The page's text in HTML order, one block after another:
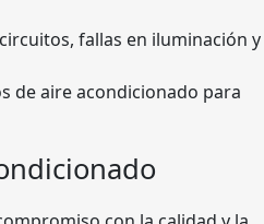
fallas en iluminación y
de aire acondicionado para